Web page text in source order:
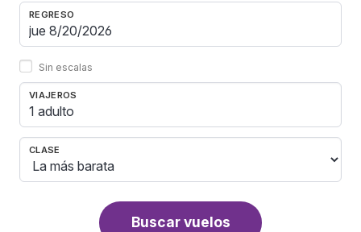
REGRESO
Sin escalas
VIAJEROS
1 adulto
CLASE
Buscar vuelos